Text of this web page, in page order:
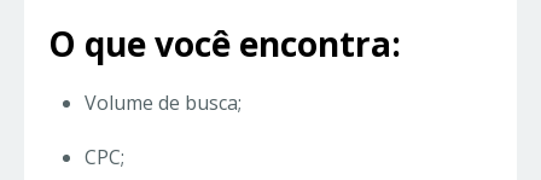
O que você encontra:
Volume de busca;
CPC;